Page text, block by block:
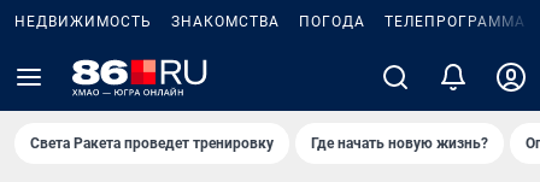
НЕДВИЖИМОСТЬ ЗНАКОМСТВА ПОГОДА ТЕЛЕПРОГРАММА
Света Ракета проведет тренировку Где начать новую жизнь?